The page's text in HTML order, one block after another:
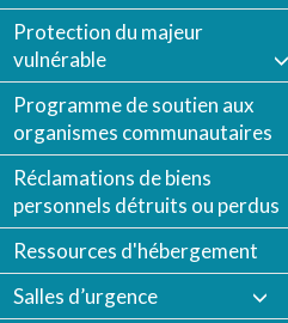
Protection du majeur
vulnérable
Programme de soutien aux
organismes communautaires
Réclamations de biens
personnels détruits ou perdus
Ressources d'hébergement
Salles d’urgence